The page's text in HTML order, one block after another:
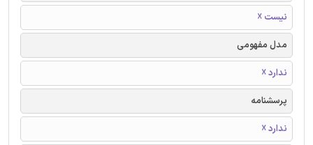
نیست ☓
مدل مفهومی
ندارد ☓
پرسشنامه
ندارد ☓